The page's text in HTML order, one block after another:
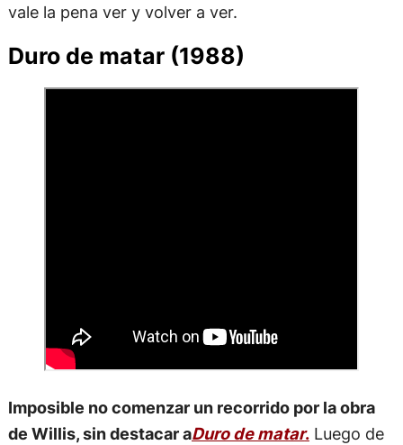
vale la pena ver y volver a ver.
Duro de matar (1988)
Imposible no comenzar un recorrido por la obra
de Willis, sin destacar aDuro de matar.Luego de